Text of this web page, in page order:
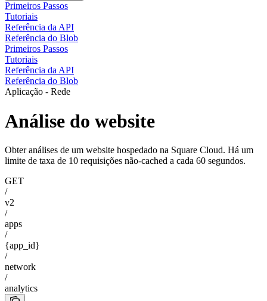
Primeiros Passos
Tutoriais
Referência da API
Referência do Blob
Primeiros Passos
Tutoriais
Referência da API
Referência do Blob
Aplicação - Rede
Análise do website
Obter análises de um website hospedado na Square Cloud. Há um
limite de taxa de 10 requisições não-cached a cada 60 segundos.
GET
/
v2
/
apps
/
{app_id}
/
network
/
analytics